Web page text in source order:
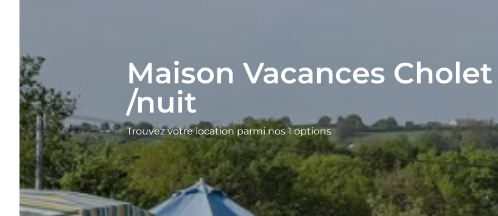
Maison Vacances
/nuit
Trouvez votre location parmi nos 1 options